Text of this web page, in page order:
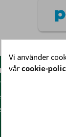
golfbollar
Vi använder
vår cookie-